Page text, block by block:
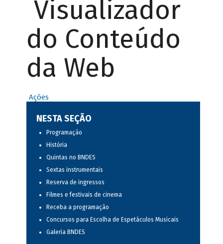
Visualizador
do Conteúdo
da Web
Ações
NESTA SEÇÃO
Programação
História
Quintas no BNDES
Sextas instrumentais
Reserva de ingressos
Filmes e festivais de cinema
Receba a programação
Concursos para Escolha de Espetáculos Musicais
Galeria BNDES